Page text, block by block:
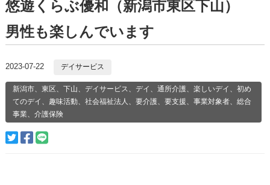
悠遊くらぶ優和（新潟市東区下山）
男性も楽しんでいます
2023-07-22 デイサービス
新潟市、東区、下山、デイサービス、デイ、通所介護、楽しいデイ、初め
てのデイ、趣味活動、社会福祉法人、要介護、要支援、事業対象者、総合
事業、介護保険